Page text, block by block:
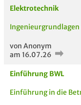
Elektrotechnik
Ingenieurgrundlagen
von Anonym
am 16.07.26
Einführung BWL
Einführung in die